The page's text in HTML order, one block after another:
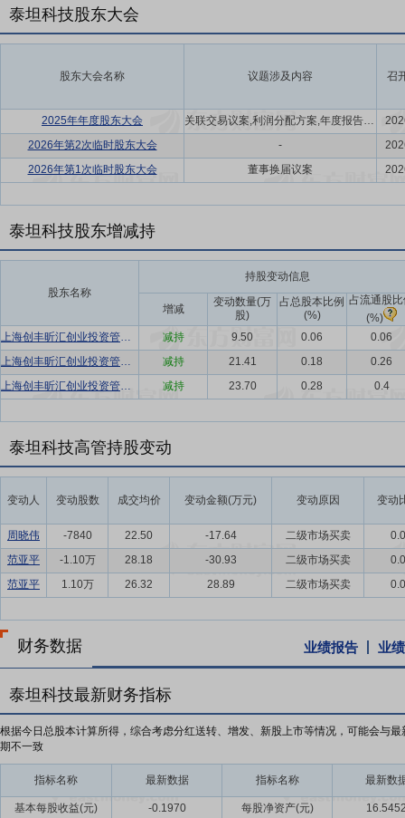
泰坦科技股东大会
股东大会名称 议题涉及内容 召
2025年年度股东大会 关联交易议案,利润分配方案,年度报告(摘要)议案
2026年第2次临时股东大会
-
2026年第1次临时股东大会
董事换届议案
泰坦科技股东增减持
股东名称
持股变动信息
增减
变动数量(万
股)
占总股本比例
(%)
占流通股
(%)
上海创丰昕汇创业投资管理有限公司-天津创丰昕华创业投资合伙企业(有限合伙)、上海创丰昕汇创业投资管理有限公司-宁波东楷富文创业投资合伙企业(有限合伙)、上海创丰昕汇创业投资管理有限公司-上海创丰昕舟创业投资合伙企业(有限合伙)、上海创丰昕汇创业投资管理有限公司-宁波保税区创丰长茂创业投资合伙企业(有限合伙)、古交金牛汇富创业投资企业(有限合伙)、国彤创丰私募基金管理有限公司、彭震
减持 9.50 0.06
0.06
上海创丰昕汇创业投资管理有限公司-天津创丰昕华创业投资合伙企业(有限合伙)、上海创丰昕汇创业投资管理有限公司-宁波东楷富文创业投资合伙企业(有限合伙)、上海创丰昕汇创业投资管理有限公司-上海创丰昕舟创业投资合伙企业(有限合伙)、上海创丰昕汇创业投资管理有限公司-宁波保税区创丰长茂创业投资合伙企业(有限合伙)、古交金牛汇富创业投资企业(有限合伙)、国彤创丰私募基金管理有限公司、彭震
减持 21.41 0.18
0.26
上海创丰昕汇创业投资管理有限公司-天津创丰昕华创业投资合伙企业(有限合伙)、上海创丰昕汇创业投资管理有限公司-温州东楷富文创业投资合伙企业(有限合伙)、上海创丰昕汇创业投资管理有限公司-上海创丰昕舟创业投资合伙企业(有限合伙)、上海创丰昕汇创业投资管理有限公司-宁波保税区创丰长茂创业投资合伙企业(有限合伙)、古交金牛汇富创业投资企业(有限合伙)、国彤创丰私募基金管理有限公司、彭震
减持 23.70 0.28 0.4
泰坦科技高管持股变动
变动人 变动股数 成交均价 变动金额(万元) 变动原因 变动
周晓伟 -7840 22.50 -17.64 二级市场买卖
范亚平
-1.10万 28.18 -30.93 二级市场买卖
范亚平
1.10万 26.32 28.89 二级市场买卖
财务数据 业绩报告 业
泰坦科技最新财务指标
根据今日总股本计算所得，综合考虑分红送转、增发、新股上市等情况，可能会与最
期不一致
指标名称 最新数据 指标名称 最新数
基本每股收益(元) -0.1970 每股净资产(元)